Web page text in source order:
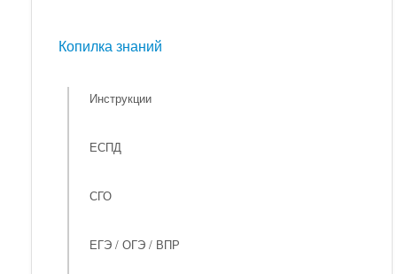
Копилка знаний
Инструкции
ЕСПД
СГО
ЕГЭ / ОГЭ / ВПР